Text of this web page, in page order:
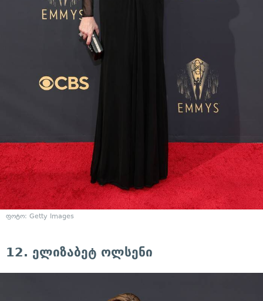
ფოტო: Getty Images
12. ელიზაბეტ ოლსენი